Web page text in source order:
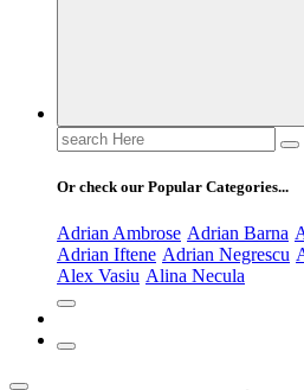
Search
for:
Or check our Popular Categories...
Adrian Ambrose Adrian Barna
Adrian Iftene Adrian Negrescu
Alex Vasiu Alina Necula